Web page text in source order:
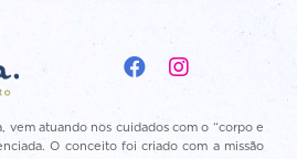
vem atuando nos cuidados com o “corpo e
O conceito foi criado com a missão